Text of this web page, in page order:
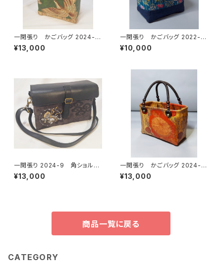
一閑張り かごバッグ 2024-11
表裏鷹
¥13,000
一閑張り かごバッグ 2022-15
青 紐持ち手
¥10,000
一閑張り 2024-9 角ショルダ
ーバッグ
¥13,000
一閑張り かごバッグ 2024-5
白地、和モダン
¥13,000
商品一覧に戻る
CATEGORY